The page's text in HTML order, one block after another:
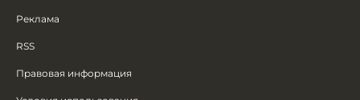
Реклама
RSS
Правовая информация